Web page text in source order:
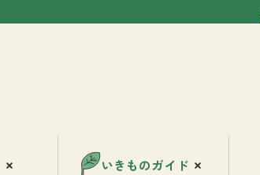
いきものガイド